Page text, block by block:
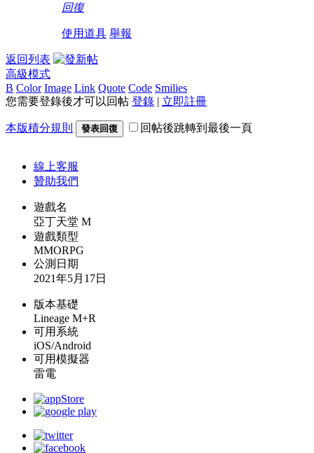
回復
使用道具 舉報
返回列表
高級模式
B Color Image Link Quote Code Smilies
您需要登錄後才可以回帖 登錄 | 立即註冊
本版積分規則 發表回復 回帖後跳轉到最後一頁
線上客服
贊助我們
遊戲名
亞丁天堂 M
遊戲類型
MMORPG
公測日期
2021年5月17日
版本基礎
Lineage M+R
可用系統
iOS/Android
可用模擬器
雷電